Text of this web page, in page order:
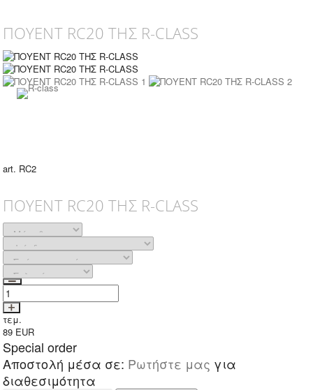
ΠΟΥΕΝΤ RC20 ΤΗΣ R-CLASS
art. RC2
ΠΟΥΕΝΤ RC20 ΤΗΣ R-CLASS
τεμ.
89 EUR
Special order
Αποστολή μέσα σε: Ρωτήστε μας για
διαθεσιμότητα